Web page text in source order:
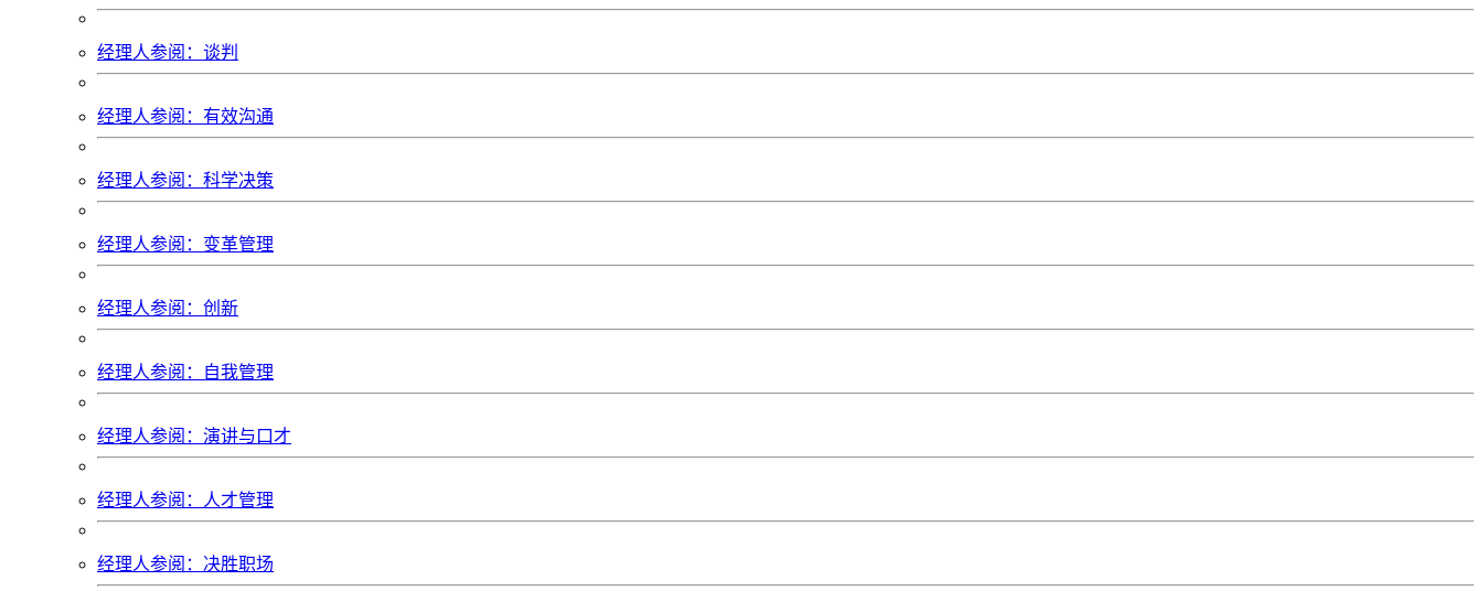
经理人参阅：谈判
经理人参阅：有效沟通
经理人参阅：科学决策
经理人参阅：变革管理
经理人参阅：创新
经理人参阅：自我管理
经理人参阅：演讲与口才
经理人参阅：人才管理
经理人参阅：决胜职场